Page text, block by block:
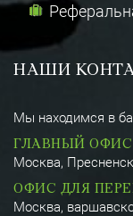
НАШИ
Мы находимся в
ГЛАВНЫЙ ОФИС
Москва,
ОФИС ДЛЯ
Москва,